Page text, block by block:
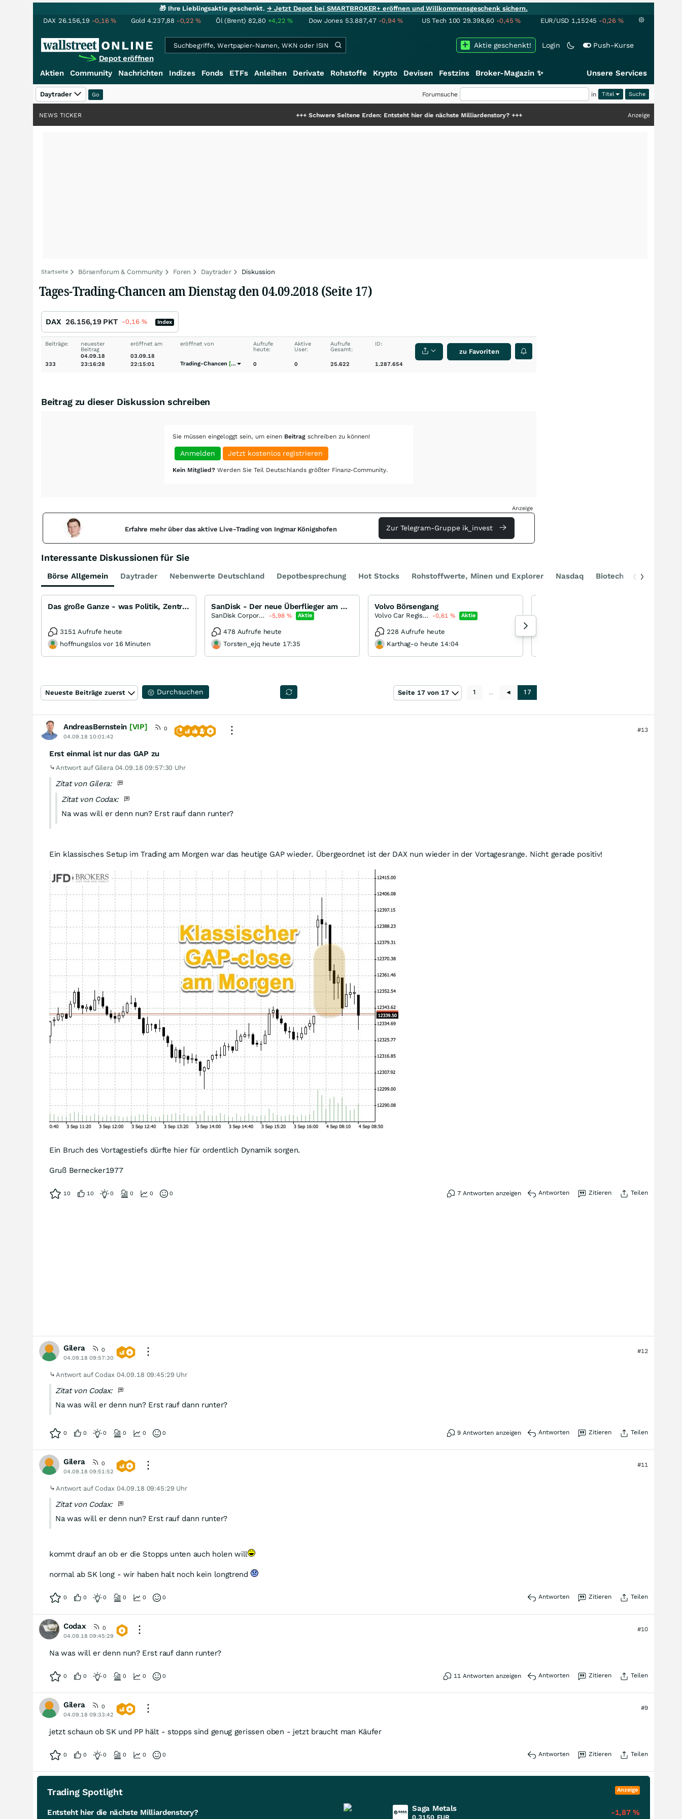
🎁 Ihre Lieblingsaktie geschenkt.→ Jetzt Depot bei SMARTBROKER+ eröffnen und Willkommensgeschenk sichern.
DAX 26.156,19 -0,16% Gold 4.237,88 -0,22% Öl (Brent) 82,80 +4,22% Dow Jones 53.887,47 -0,94% US Tech 100 29.398,60 -0,45% EUR/USD 1,15245 -0,26 %
Depot eröffnen
Login Push-Kurse
Aktie geschenkt!
Aktien Community Nachrichten Indizes Fonds ETFs Anleihen Derivate Rohstoffe Krypto Devisen Festzins Broker-Magazin ✨ Unsere Services
Daytrader Forumsuche in Titel
Schwere Seltene Erden: Entsteht hier die nächste Milliardenstory?+++ Anzeige
NEWS TICKER
Startseite Börsenforum & Community Foren Daytrader Diskussion
Tages-Trading-Chancen am Dienstag den 04.09.2018 (Seite 17)
DAX 26.156,19 PKT -0,16 % Index
Beiträge:
333
neuester
Beitrag
04.09.18
23:16:28
eröffnet am
03.09.18
22:15:01
eröffnet von
Trading-Chancen [wO]
Aufrufe
heute:
0
Aktive
User:
0
Aufrufe
Gesamt:
25.622
ID:
1.287.654
zu Favoriten
Beitrag zu dieser Diskussion schreiben
Sie müssen eingeloggt sein, um einen Beitrag schreiben zu können!
Anmelden Jetzt kostenlos registrieren
Kein Mitglied? Werden Sie Teil Deutschlands größter Finanz-Community.
Anzeige
Erfahre mehr über das aktive Live-Trading von Ingmar Königshofen Zur Telegram-Gruppe ik_invest
Interessante Diskussionen für Sie
Börse Allgemein Daytrader Nebenwerte Deutschland Depotbesprechung Hot Stocks Rohstoffwerte, Minen und Explorer Nasdaq Biotech DAX
Das große Ganze - was Politik, Zentralbanken, Trends, Medien und Gesellschaft mit Aktien, Rohstoffen
3151 Aufrufe heute
hoffnungslos vor 16 Minuten
SanDisk - Der neue Überflieger am Markt für Speicherchips
SanDisk Corporation -5,98% Aktie
478 Aufrufe heute
Torsten_ejq heute 17:35
Volvo Börsengang
Volvo Car Registered (B) -0,61% Aktie
228 Aufrufe heute
Karthag-o heute 14:04
Neueste Beiträge zuerst Durchsuchen 1 … ◄ 17
Seite 17 von 17
AndreasBernstein [VIP]
0
04.09.18 10:01:42
#13
Erst einmal ist nur das GAP zu
Antwort auf Gilera 04.09.18 09:57:30 Uhr
Zitat von Gilera:
Zitat von Codax:
Na was will er denn nun? Erst rauf dann runter?
Ein klassisches Setup im Trading am Morgen war das heutige GAP wieder. Übergeordnet ist der DAX nun wieder in der Vortagesrange. Nicht gerade positiv!
Ein Bruch des Vortagestiefs dürfte hier für ordentlich Dynamik sorgen.
Gruß Bernecker1977
10 10 0 0 0 0 7 Antworten anzeigen Antworten Zitieren Teilen
Gilera
0
04.09.18 09:57:30
#12
Antwort auf Codax 04.09.18 09:45:29 Uhr
Zitat von Codax:
Na was will er denn nun? Erst rauf dann runter?
0 0 0 0 0 0 9 Antworten anzeigen Antworten Zitieren Teilen
Gilera
0
04.09.18 09:51:52
#11
Antwort auf Codax 04.09.18 09:45:29 Uhr
Zitat von Codax:
Na was will er denn nun? Erst rauf dann runter?
kommt drauf an ob er die Stopps unten auch holen will
normal ab SK long - wir haben halt noch kein longtrend
0 0 0 0 0 0 Antworten Zitieren Teilen
Codax
0
04.09.18 09:45:29
#10
Na was will er denn nun? Erst rauf dann runter?
0 0 0 0 0 0 11 Antworten anzeigen Antworten Zitieren Teilen
Gilera
0
04.09.18 09:33:42
#9
jetzt schaun ob SK und PP hält - stopps sind genug gerissen oben - jetzt braucht man Käufer
0 0 0 0 0 0 Antworten Zitieren Teilen
Trading Spotlight Anzeige
Entsteht hier die nächste Milliardenstory? Saga Metals
0,3150 EUR
-1,87%